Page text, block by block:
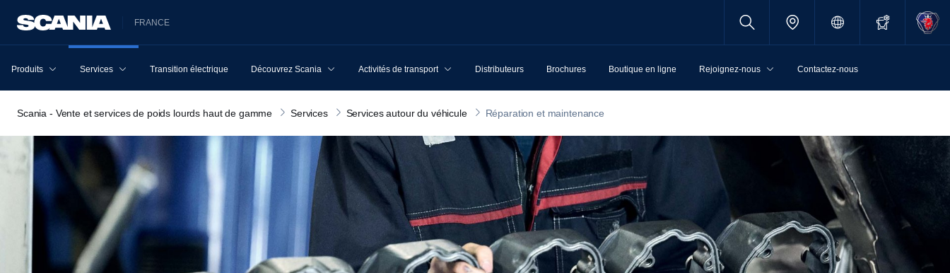
FRANCE
Produits Services Transition électrique Découvrez Scania Activités de transport Distributeurs Brochures Boutique en ligne Rejoignez-nous Contactez-nous
Scania - Vente et services de poids lourds haut de gamme Services Services autour du véhicule Réparation et maintenance